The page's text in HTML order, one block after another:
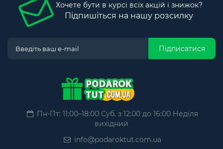
Хочете бути в курсі всіх акцій і знижок?
Підпишіться на нашу розсилку
Підписатися
Пн-Пт: 11:00–18:00 Суб. з 12:00 до 16:00 Неділя
вихідний
info@podaroktut.com.ua